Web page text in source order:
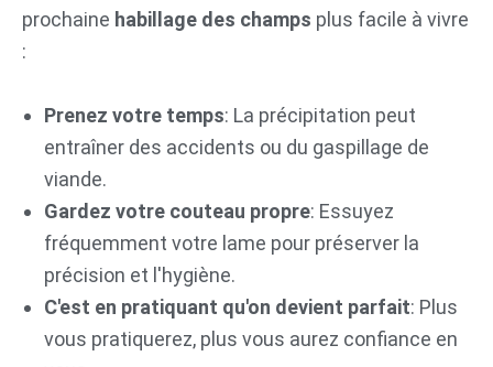
prochaine habillage des champs plus facile à vivre
:
Prenez votre temps: La précipitation peut
entraîner des accidents ou du gaspillage de
viande.
Gardez votre couteau propre: Essuyez
fréquemment votre lame pour préserver la
précision et l'hygiène.
C'est en pratiquant qu'on devient parfait: Plus
vous pratiquerez, plus vous aurez confiance en